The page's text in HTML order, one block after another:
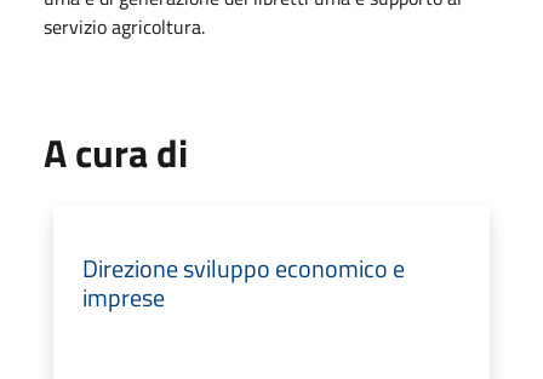
servizio agricoltura.
A cura di
Direzione sviluppo economico e
imprese